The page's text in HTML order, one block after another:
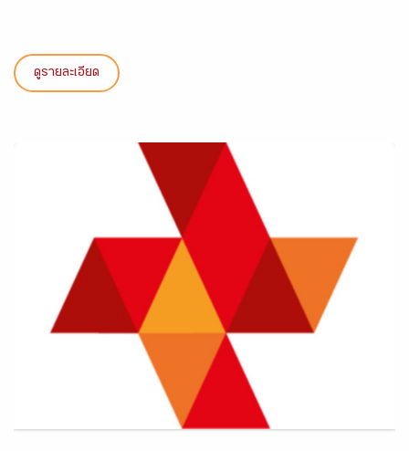
ดูรายละเอียด